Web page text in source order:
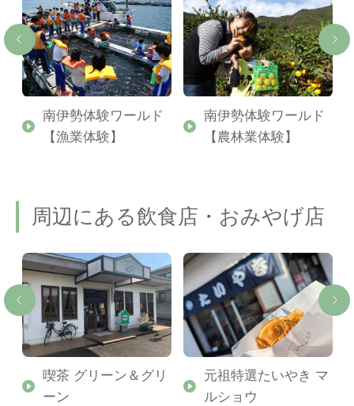
南伊勢体験ワールド
【漁業体験】
南伊勢体験ワールド
【農林業体験】
周辺にある飲食店・おみやげ店
喫茶 グリーン＆グリ
ーン
元祖特選たいやき マ
ルショウ